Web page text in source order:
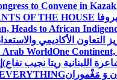
to Convene in
OF THE HOUSE
Heads to African
الأكاديمي
Arab WorldOne
اللبنانية ريتا نجيب نفاع)
وَ مَغْموران